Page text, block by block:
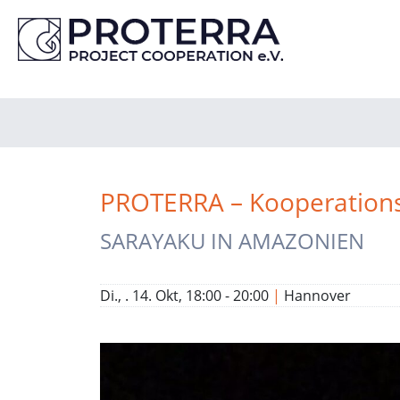
PROTERRA –
SARAYAKU IN AMAZONIEN
Di., . 14. Okt, 18:00 - 20:00 | Hannover